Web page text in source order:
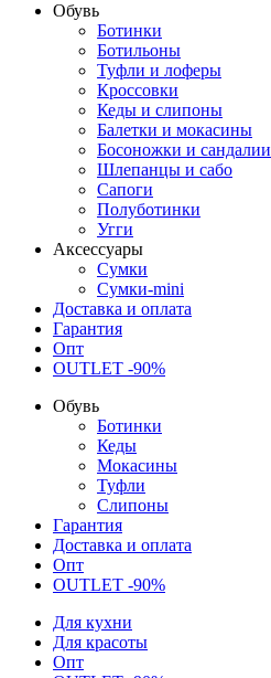
Обувь
Ботинки
Ботильоны
Туфли и лоферы
Кроссовки
Кеды и слипоны
Балетки и мокасины
Босоножки и сандалии
Шлепанцы и сабо
Сапоги
Полуботинки
Угги
Аксессуары
Сумки
Сумки-mini
Доставка и оплата
Гарантия
Опт
OUTLET -90%
Обувь
Ботинки
Кеды
Мокасины
Туфли
Слипоны
Гарантия
Доставка и оплата
Опт
OUTLET -90%
Для кухни
Для красоты
Опт